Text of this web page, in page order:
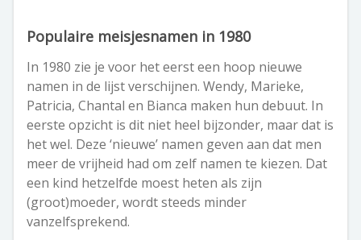
Populaire meisjesnamen in 1980
In 1980 zie je voor het eerst een hoop nieuwe
namen in de lijst verschijnen. Wendy, Marieke,
Patricia, Chantal en Bianca maken hun debuut. In
eerste opzicht is dit niet heel bijzonder, maar dat is
het wel. Deze ‘nieuwe’ namen geven aan dat men
meer de vrijheid had om zelf namen te kiezen. Dat
een kind hetzelfde moest heten als zijn
(groot)moeder, wordt steeds minder
vanzelfsprekend.